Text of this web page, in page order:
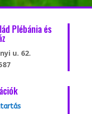
Plébánia és
u. 62.